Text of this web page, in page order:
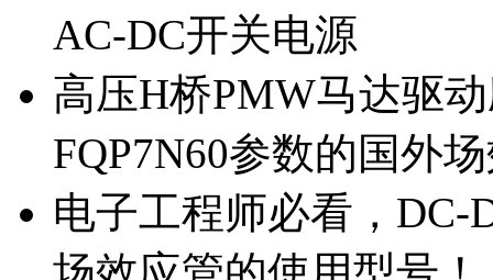
AC-DC开关电源
高压H桥PMW马达驱
FQP7N60参数的国外
电子工程师必看，DC-